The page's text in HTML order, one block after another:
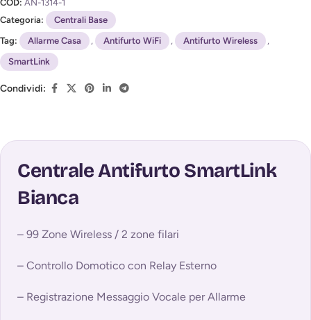
COD: AN-1314-1
Categoria:
Centrali Base
Tag:
Allarme Casa , Antifurto WiFi , Antifurto Wireless
,
SmartLink
Condividi:
Centrale Antifurto SmartLink
Bianca
– 99 Zone Wireless / 2 zone filari
– Controllo Domotico con Relay Esterno
– Registrazione Messaggio Vocale per Allarme